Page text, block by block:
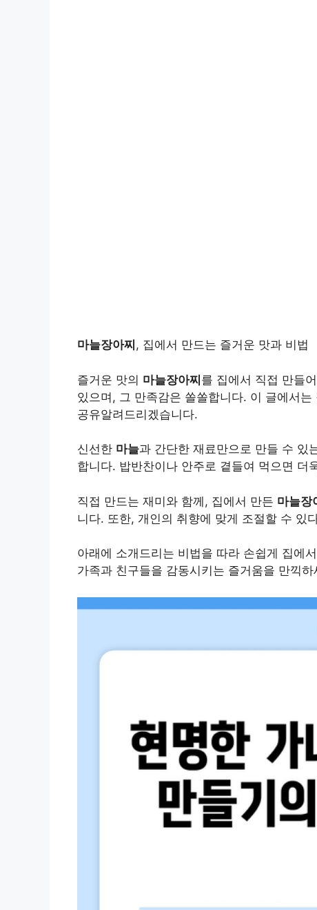
마늘장아찌 , 집에서 만드는 즐거운 맛과 비법
즐거운 맛의 마늘장아찌를 집에서 직접 만들
있으며, 그 만족감은 쏠쏠합니다. 이 글에서
공유알려드리겠습니다.
신선한 마늘과 간단한 재료만으로 만들 수 있
합니다. 밥반찬이나 안주로 곁들여 먹으면 더
직접 만드는 재미와 함께, 집에서 만든 마늘장
니다. 또한, 개인의 취향에 맞게 조절할 수 있
아래에 소개드리는 비법을 따라 손쉽게 집에서
가족과 친구들을 감동시키는 즐거움을 만끽하